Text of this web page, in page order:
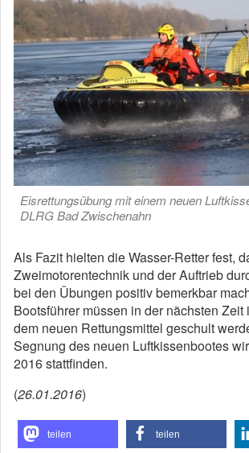
Eisrettungsübung mit einem neuen
DLRG Bad Zwischenahn
Als Fazit hielten die Wasser-Retter fest,
Zweimotorentechnik und der Auftrieb
bei den Übungen positiv bemerkbar
Bootsführer müssen in der nächsten Zeit
dem neuen Rettungsmittel geschult
Segnung des neuen Luftkissenbootes
2016 stattfinden.
(26.01.2016)
teilen teilen